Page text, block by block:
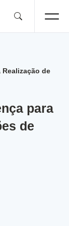
Realização de
para
de